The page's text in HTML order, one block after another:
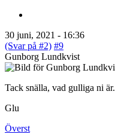
30 juni, 2021 - 16:36
(Svar på #2) #9
Gunborg Lundkvist
Tack snälla, vad gulliga ni är.
Glu
Överst